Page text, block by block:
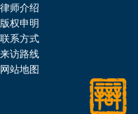
律师介绍
版权申明
联系方式
来访路线
网站地图